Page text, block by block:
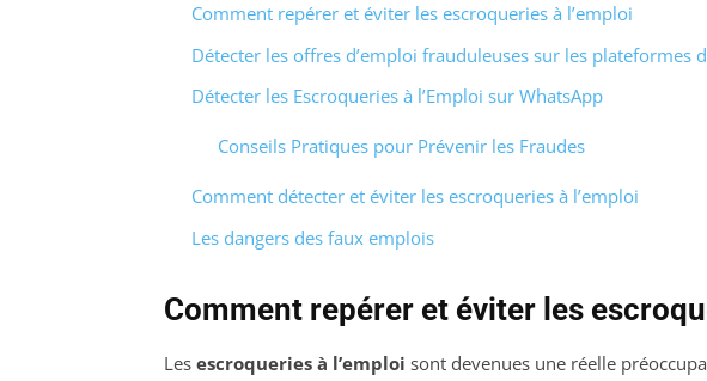
Comment repérer et éviter les escroqueries à l’emploi
Détecter les offres d’emploi frauduleuses sur les plateformes
Détecter les Escroqueries à l’Emploi sur WhatsApp
Conseils Pratiques pour Prévenir les Fraudes
Comment détecter et éviter les escroqueries à l’emploi
Les dangers des faux emplois
Comment repérer et éviter les
Les escroqueries à l’emploi sont devenues une réelle